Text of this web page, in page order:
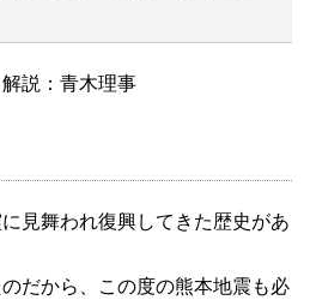
：青木理事
見舞われ復興してきた歴史があ
だから、この度の熊本地震も必